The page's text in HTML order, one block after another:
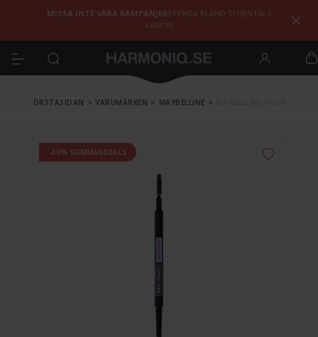
MISSA INTE VÅRA KAMPANJER! FYNDA BLAND TUSENTALS
VAROR!
FÖRSTASIDAN > VARUMÄRKEN > MAYBELLINE >
-30% SOMMARDEALS